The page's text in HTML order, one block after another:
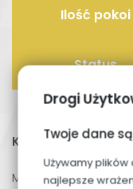
Drogi
Twoje dane
Używamy
najlepsze
Ilość pokoi
Status
Karta mieszkania
MieszkanieM8